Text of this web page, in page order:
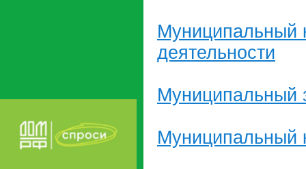
Муниципальный
деятельности
Муниципальный
Муниципальный